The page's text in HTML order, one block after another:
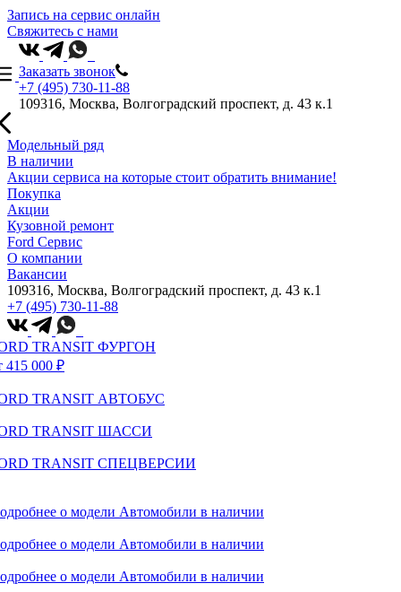
Запись на сервис онлайн
Свяжитесь с нами
Заказать звонок
+7 (495) 730-11-88
109316, Москва, Волгоградский проспект, д. 43 к.1
Модельный ряд
В наличии
Акции сервиса на которые стоит обратить внимание!
Покупка
Акции
Кузовной ремонт
Ford Сервис
О компании
Вакансии
109316, Москва, Волгоградский проспект, д. 43 к.1
+7 (495) 730-11-88
TRANSIT ФУРГОН
415 000 ₽
TRANSIT АВТОБУС
TRANSIT ШАССИ
TRANSIT СПЕЦВЕРСИИ
о модели Автомобили в наличии
о модели Автомобили в наличии
о модели Автомобили в наличии